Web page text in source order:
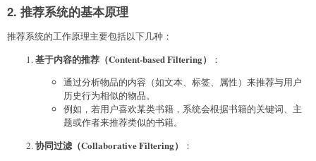
2. 推荐系统的基本原理
推荐系统的工作原理主要包括以下几种：
基于内容的推荐（Content-based Filtering）
：
通过分析物品的内容（如文本、标签、属性）来推荐与用户
历史行为相似的物品。
例如，若用户喜欢某类书籍，系统会根据书籍的关键词、主
题或作者来推荐类似的书籍。
协同过滤（Collaborative Filtering）
：